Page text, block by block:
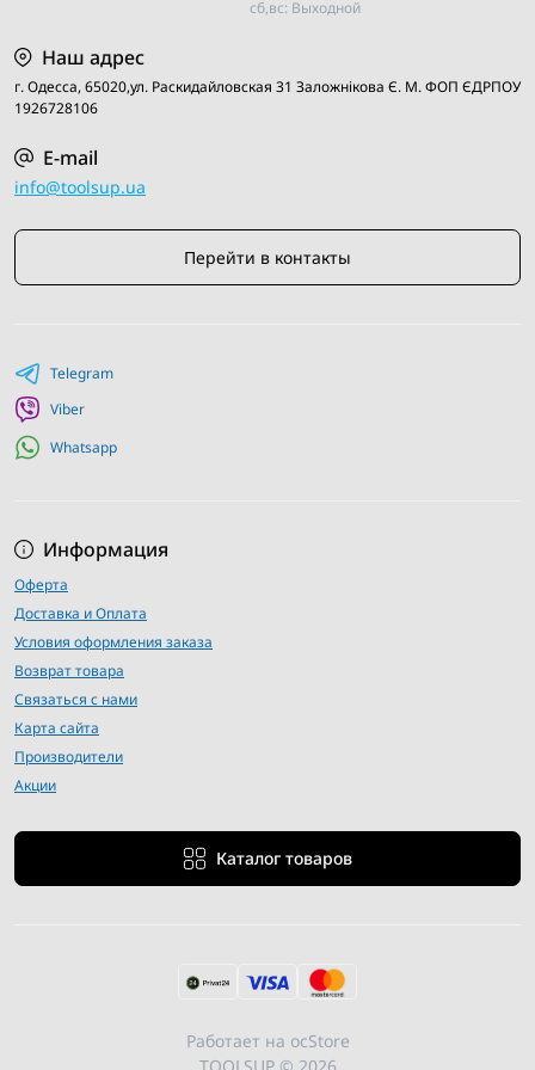
Доставка по всей Украине
Профессиональные консультации по выбору товара
сб,вс: Выходной
Наш адрес
г. Одесса, 65020,ул. Раскидайловская 31 Заложнiкова Є. М. ФОП ЄДРПОУ
1926728106
E-mail
info@toolsup.ua
Перейти в контакты
Информация
Оферта
Доставка и Оплата
Условия оформления заказа
Возврат товара
Связаться с нами
Карта сайта
Производители
Акции
Каталог товаров
Telegram
Viber
Whatsapp
Работает на ocStore